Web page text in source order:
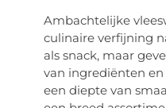
Ambachtelijke
culinaire verfijning
als snack, maar
van ingrediënten
een diepte van